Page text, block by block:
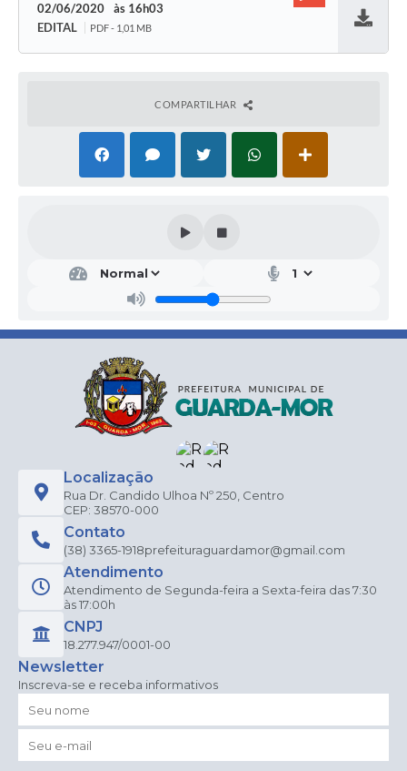
02/06/2020
16h03
EDITAL
PDF - 1,01 MB
COMPARTILHAR
Localização
Rua Dr. Candido Ulhoa Nº 250, Centro
CEP: 38570-000
Contato
(38) 3365-1918prefeituraguardamor@gmail.com
Atendimento
Atendimento de Segunda-feira a Sexta-feira das 7:30
às 17:00h
CNPJ
18.277.947/0001-00
Newsletter
Inscreva-se e receba informativos